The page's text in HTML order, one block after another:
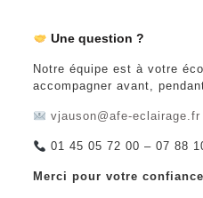
Une question ?
Notre équipe est à votre
accompagner avant,
vjauson@afe-eclairage.fr
01 45 05 72 00 – 07 88
Merci pour votre